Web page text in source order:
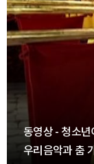
동영상 - 청소
우리음악과 춤